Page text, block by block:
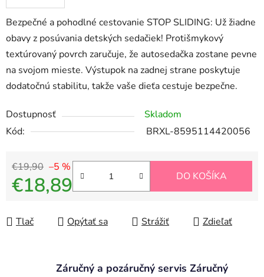
Bezpečné a pohodlné cestovanie STOP SLIDING: Už žiadne
obavy z posúvania detských sedačiek! Protišmykový
textúrovaný povrch zaručuje, že autosedačka zostane pevne
na svojom mieste. Výstupok na zadnej strane poskytuje
dodatočnú stabilitu, takže vaše dieťa cestuje bezpečne.
Dostupnosť
Skladom
Kód:
BRXL-8595114420056
€19,90 –5 %
€18,89 DO KOŠÍKA
Tlač Opýtať sa Strážiť Zdieľať
Záručný a pozáručný servis Záručný